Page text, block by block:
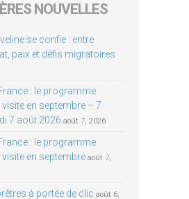
NOUVELLES
se confie : entre
paix et défis migratoires
: le programme
visite en septembre – 7
7 août 2026 août 7, 2026
: le programme
visite en septembre août 7,
à portée de clic août 6,